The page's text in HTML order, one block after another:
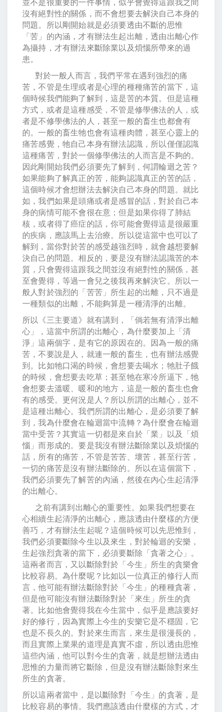
沒有絕對性的關係，而不會想要去解決自己本身的
問題。所以剛開始就是必須要透由不斷的思惟
「苦」的內涵，才有辦法生起出離，透由出離心作
為攝持，才有辦法來斷除業以及煩惱所帶來的過
患。
對於一般人而言，我們平常在遇到強烈的痛
苦，不管是生理或者是心理的種種痛苦的當下，這
個時候我們能夠了解到，這是苦的本質。但是這種
方式，或者是這種感受，不管是修學佛法的人，或
者是不修學佛法的人，甚至一般的畜生也都會有
的。一般的畜生牠也會有這種肉體，甚至心靈上的
痛苦感覺，牠自己本身有辦法認識，所以僅僅認識
這種痛苦，對於一個修學佛法的人而言是不夠的。
因此剛開始我們必須要先了解到，何謂輪迴之苦？
如果能夠了解真正的苦，能夠認識真正的苦的話，
這個時候才會想辦法去解決自己本身的問題。就比
如，我們如果是頭痛或者是感冒的話，對於自己本
身的病情可能不會很在意；但是如果你得了肺結
核，或者得了癌症的話，你可能會覺得這是很嚴重
的疾病，應該馬上去治療。所以從這當中也可以了
解到，當你對於苦的感受越強烈時，就會越想要解
決自己的問題。相反的，要是沒有辦法認識苦的本
質，只會覺得這跟我之間並沒有絕對性的關係，甚
至會覺得，等過一會兒之後我再來解決它。所以一
般人對於強烈的「苦苦」所生起的出離，只不過是
一種類似的出離，不能夠算是一種清淨的出離。
所以《三主要道》就有講到，「倘若無有清淨出離
心」，這當中所謂的出離心，為什麼要加上「清
淨」這兩個字，是有它的原因在的。因為一般的痛
苦，不要說是人，就連一般的畜生，也有辦法感覺
到。比如牠口渴的時候，會想要去喝水；牠肚子餓
的時候，會想要去吃草；甚至牠在寒冷所逼下，牠
會想要去溫暖、暖和的地方，這是一般的畜生也會
有的感受。更何況是人？所以所謂的出離心，並不
是這種出離心。我們所謂的出離心，是必須要了解
到，我為什麼會在輪迴當中流轉？為什麼會在輪迴
當中受苦？其實這一切都是來自於「業」以及「煩
惱」而形成的。要是我沒有辦法斷除業以及煩惱的
話，所有的痛苦，不管是苦苦、壞苦，甚至行苦，
一切的痛苦是沒有辦法斷除的。所以在這個當下，
我們必須要先了解苦的內涵，然後在內心生起清淨
的出離心。
之前有講到出離心的重要性。如果我們想要在
心相續生起清淨的出離心，應該透由什麼樣的方便
善巧，才有辦法生起呢？這個時候可以先思惟到，
我們必須要斷除今生以及來生，對於輪迴的安樂，
生起強烈貪著的當下，必須要斷除「貪著之心」。
這兩者而言，又以斷除對於「今生」所生的貪樂會
比較容易。為什麼呢？比如以一位真正的修行人而
言，他可能有辦法斷除對於「今生」的種種貪著，
但是他可能沒有辦法斷除對於「來生」所生的貪
著。比如他會覺得我在今生當中，似乎是應該要好
好的修行，因為實際上今生的安樂它是不穩固，它
也是不長久的。對於來生而言，來生是很漫長的，
而且實際上業果的道理是真實不虛，所以透由思惟
這些內涵，他可以對今生的貪著，就是想辦法透由
思惟的力量而將它斷除，但是沒有辦法斷除對來生
所生的貪著。
所以這兩者當中，是以斷除對「今生」的貪著，是
比較容易的事情。我們應該透由什麼樣的方式，才